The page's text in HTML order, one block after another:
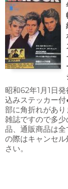
昭和62年1月1日
込みステッカー
部に角折れがあ
雑誌ですので多
品、通販商品は
の際はキャンセ
さい。